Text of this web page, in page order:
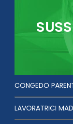
CONGEDO
LAVORATRICI